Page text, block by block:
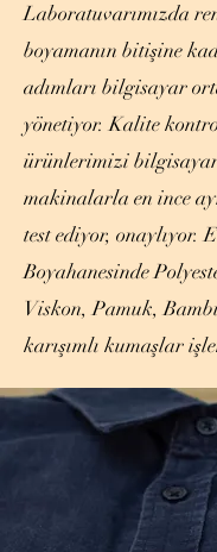
Laboratuvarımızda
boyamanın bitişine
adımları bilgisayar
yönetiyor. Kalite
ürünlerimizi
makinalarla en ince
test ediyor, onaylıyor.
Boyahanesinde
Viskon, Pamuk,
karışımlı kumaşlar